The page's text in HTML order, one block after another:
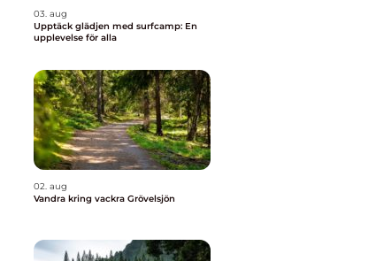
03. aug
Upptäck glädjen med surfcamp: En
upplevelse för alla
02. aug
Vandra kring vackra Grövelsjön